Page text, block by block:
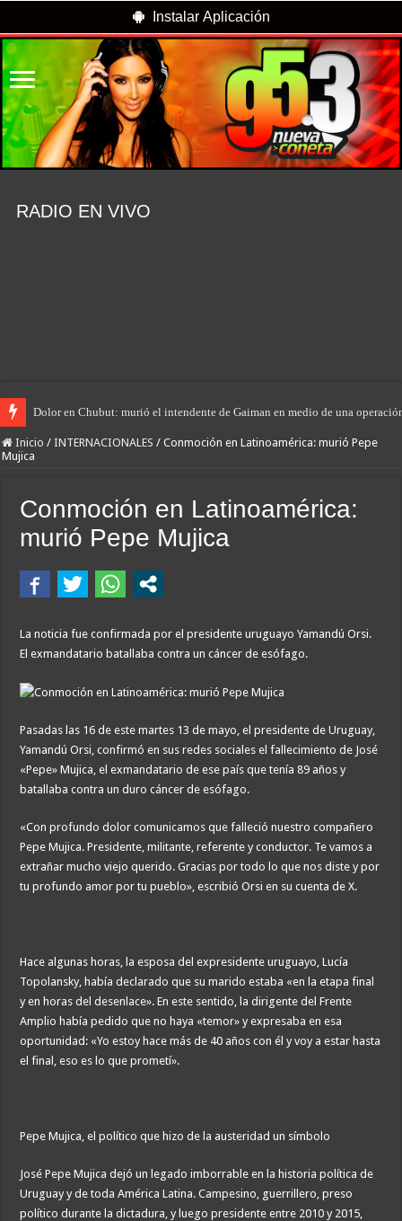
Instalar Aplicación
RADIO EN VIVO
Dolor en Chubut: murió el intendente de Gaiman en medio de una
Inicio / INTERNACIONALES / Conmoción en Latinoamérica: murió Pepe
Mujica
Conmoción en Latinoamérica:
murió Pepe Mujica
La noticia fue confirmada por el presidente uruguayo Yamandú Orsi.
El exmandatario batallaba contra un cáncer de esófago.
Pasadas las 16 de este martes 13 de mayo, el presidente de Uruguay,
Yamandú Orsi, confirmó en sus redes sociales el fallecimiento de José
«Pepe» Mujica, el exmandatario de ese país que tenía 89 años y
batallaba contra un duro cáncer de esófago.
«Con profundo dolor comunicamos que falleció nuestro compañero
Pepe Mujica. Presidente, militante, referente y conductor. Te vamos a
extrañar mucho viejo querido. Gracias por todo lo que nos diste y por
tu profundo amor por tu pueblo», escribió Orsi en su cuenta de X.
Hace algunas horas, la esposa del expresidente uruguayo, Lucía
Topolansky, había declarado que su marido estaba «en la etapa final
y en horas del desenlace». En este sentido, la dirigente del Frente
Amplio había pedido que no haya «temor» y expresaba en esa
oportunidad: «Yo estoy hace más de 40 años con él y voy a estar hasta
el final, eso es lo que prometí».
Pepe Mujica, el político que hizo de la austeridad un símbolo
José Pepe Mujica dejó un legado imborrable en la historia política de
Uruguay y de toda América Latina. Campesino, guerrillero, preso
político durante la dictadura, y luego presidente entre 2010 y 2015,